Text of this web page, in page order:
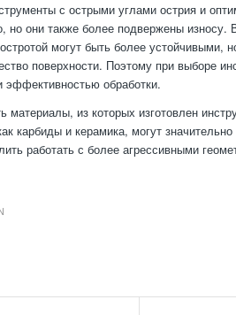
с острыми углами острия и
но они также более подвержены износу.
могут быть более устойчивыми,
поверхности. Поэтому при выборе
обработки.
материалы, из которых изготовлен
карбиды и керамика, могут значительно
работать с более агрессивными